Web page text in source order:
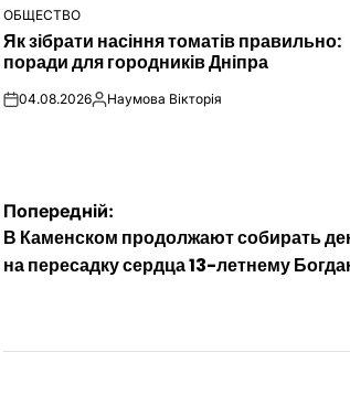
ОПУБЛІКУВАТИ
У
ОБЩЕСТВО
Як зібрати насіння томатів правильно:
поради для городників Дніпра
on04.08.2026Опубліковано
Наумова Вікторія
Навігація
записів
Попередній:
В Каменском продолжают собирать
на пересадку сердца 13-летнему